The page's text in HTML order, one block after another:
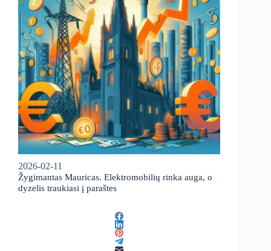
2026-02-11
Žygimantas Mauricas. Elektromobilių rinka auga, o
dyzelis traukiasi į paraštes